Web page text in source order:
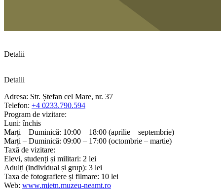
Detalii
Detalii
Adresa: Str. Ștefan cel Mare, nr. 37
Telefon: +4 0233.790.594
Program de vizitare:
Luni: închis
Marți – Duminică: 10:00 – 18:00 (aprilie – septembrie)
Marți – Duminică: 09:00 – 17:00 (octombrie – martie)
Taxă de vizitare:
Elevi, studenți și militari: 2 lei
Adulți (individual și grup): 3 lei
Taxa de fotografiere și filmare: 10 lei
Web: www.mietn.muzeu-neamt.ro